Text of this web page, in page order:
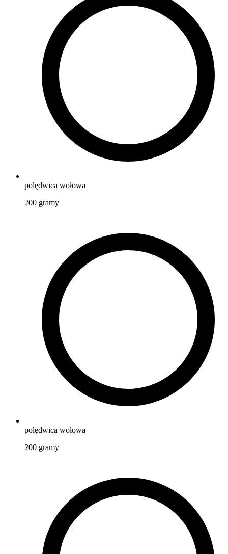
polędwica wołowa
200 gramy
polędwica wołowa
200 gramy